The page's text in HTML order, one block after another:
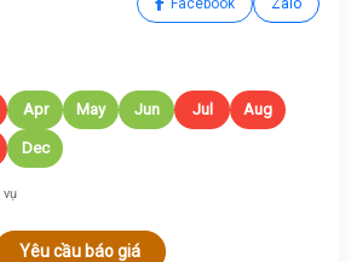
Apr May Jun Jul Aug
Dec
vụ
Yêu cầu báo giá